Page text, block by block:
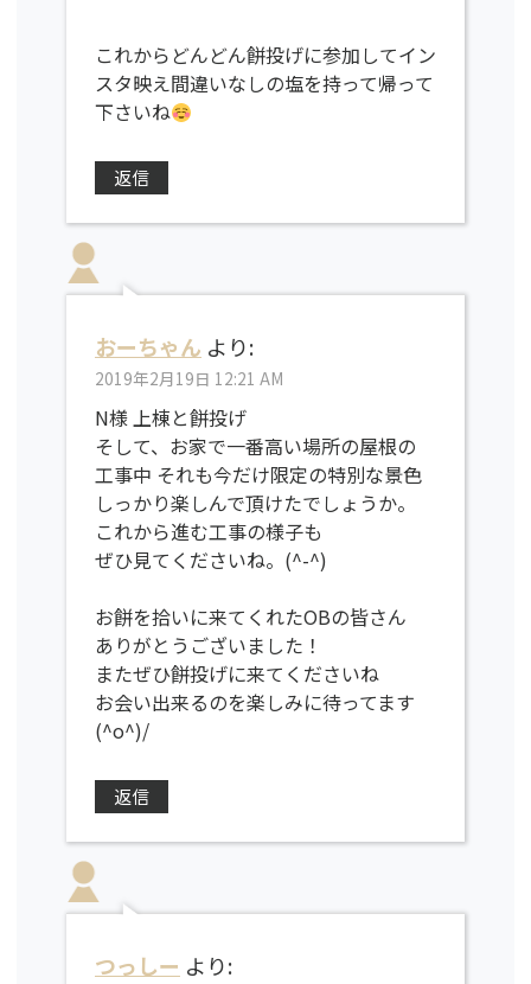
これからどんどん餅投げに参加してイン
スタ映え間違いなしの塩を持って帰って
下さいね
返信
おーちゃん より:
2019年2月19日 12:21 AM
N様 上棟と餅投げ
そして、お家で一番高い場所の屋根の
工事中 それも今だけ限定の特別な景色
しっかり楽しんで頂けたでしょうか。
これから進む工事の様子も
ぜひ見てくださいね。(^-^)
お餅を拾いに来てくれたOBの皆さん
ありがとうございました！
またぜひ餅投げに来てくださいね
お会い出来るのを楽しみに待ってます
(^o^)/
返信
つっしー より: